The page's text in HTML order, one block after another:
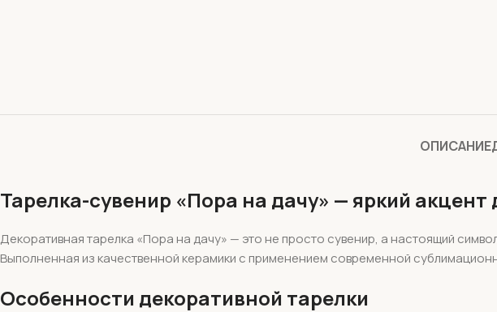
ОПИСАНИЕ
Тарелка-сувенир «Пора на дачу» — яркий
Декоративная тарелка «Пора на дачу» — это не просто сувенир, а настоящий
Выполненная из качественной керамики с применением современной
Особенности декоративной тарелки